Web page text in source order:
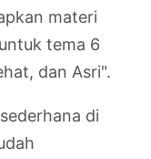
materi
tema 6
dan Asri".
di